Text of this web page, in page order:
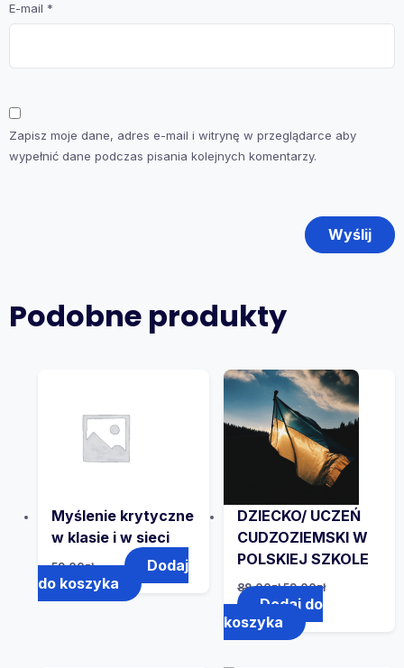
E-mail *
Zapisz moje dane, adres e-mail i witrynę w przeglądarce aby
wypełnić dane podczas pisania kolejnych komentarzy.
Podobne produkty
Myślenie krytyczne
w klasie i w sieci
59.00zł
Dodaj
do koszyka
DZIECKO/ UCZEŃ
CUDZOZIEMSKI W
POLSKIEJ SZKOLE
89.00zł 59.00zł
Dodaj do
koszyka